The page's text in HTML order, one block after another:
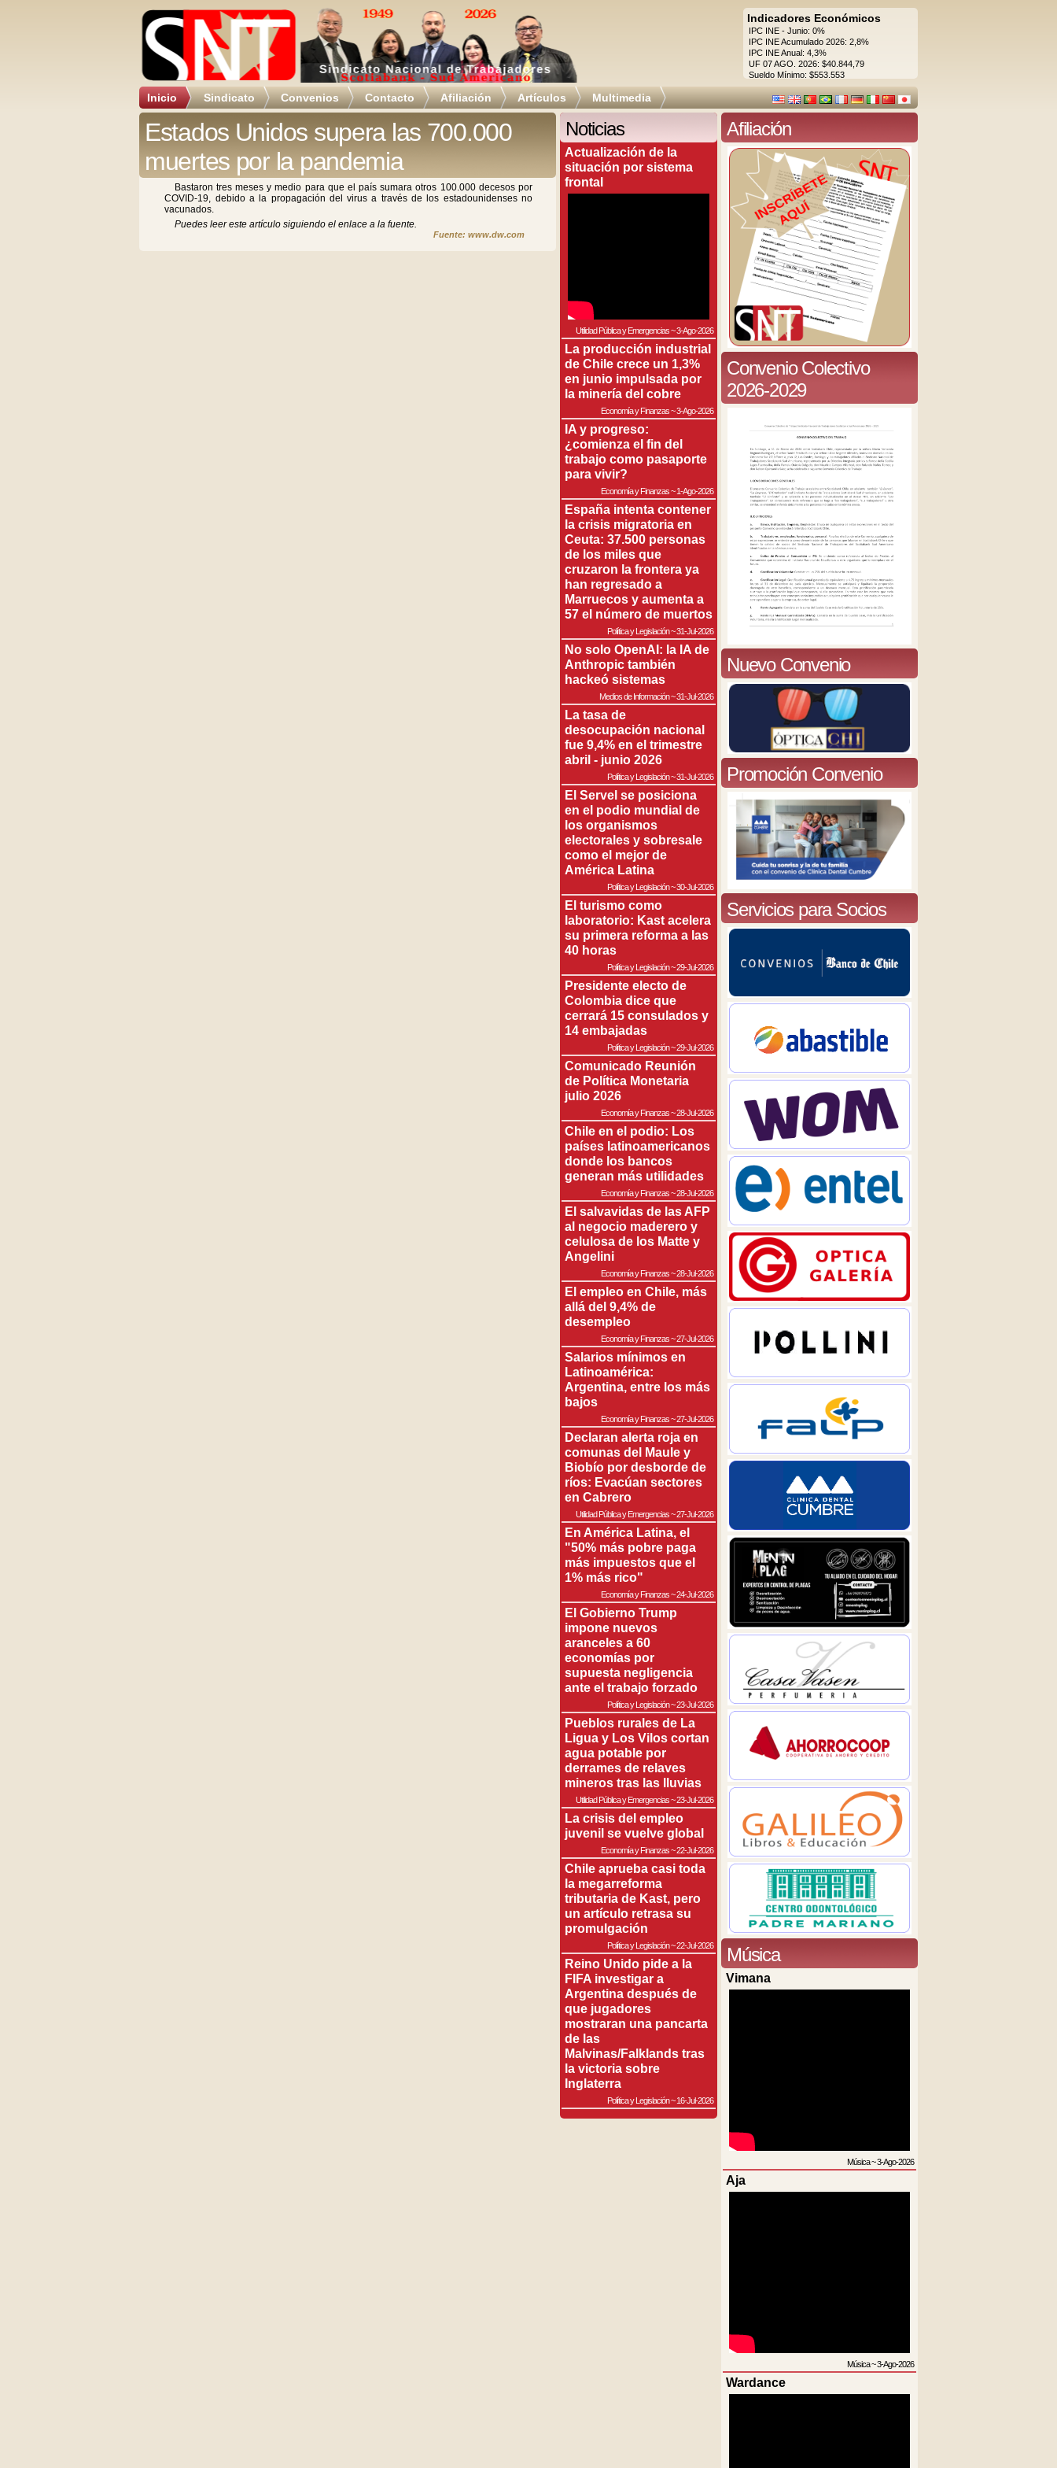
Indicadores Económicos
IPC INE - Junio: 0%
IPC INE Acumulado 2026: 2,8%
IPC INE Anual: 4,3%
UF 07 AGO. 2026: $40.844,79
Sueldo Mínimo: $553.553
Inicio Sindicato Convenios Contacto Afiliación Artículos Multimedia
Estados Unidos supera las 700.000
muertes por la pandemia
Bastaron tres meses y medio para que el país sumara otros 100.000 decesos por
COVID-19, debido a la propagación del virus a través de los estadounidenses no
vacunados.
Puedes leer este artículo siguiendo el enlace a la fuente.
Fuente: www.dw.com
Noticias
Actualización de la
situación por sistema
frontal
Utilidad Pública y Emergencias~3-Ago-2026
La producción industrial
de Chile crece un 1,3%
en junio impulsada por
la minería del cobre
Economía y Finanzas~3-Ago-2026
IA y progreso:
¿comienza el fin del
trabajo como pasaporte
para vivir?
Economía y Finanzas~1-Ago-2026
España intenta contener
la crisis migratoria en
Ceuta: 37.500 personas
de los miles que
cruzaron la frontera ya
han regresado a
Marruecos y aumenta a
57 el número de muertos
Política y Legislación~31-Jul-2026
No solo OpenAI: la IA de
Anthropic también
hackeó sistemas
Medios de Información~31-Jul-2026
La tasa de
desocupación nacional
fue 9,4% en el trimestre
abril - junio 2026
Política y Legislación~31-Jul-2026
El Servel se posiciona
en el podio mundial de
los organismos
electorales y sobresale
como el mejor de
América Latina
Política y Legislación~30-Jul-2026
El turismo como
laboratorio: Kast acelera
su primera reforma a las
40 horas
Política y Legislación~29-Jul-2026
Presidente electo de
Colombia dice que
cerrará 15 consulados y
14 embajadas
Política y Legislación~29-Jul-2026
Comunicado Reunión
de Política Monetaria
julio 2026
Economía y Finanzas~28-Jul-2026
Chile en el podio: Los
países latinoamericanos
donde los bancos
generan más utilidades
Economía y Finanzas~28-Jul-2026
El salvavidas de las AFP
al negocio maderero y
celulosa de los Matte y
Angelini
Economía y Finanzas~28-Jul-2026
El empleo en Chile, más
allá del 9,4% de
desempleo
Economía y Finanzas~27-Jul-2026
Salarios mínimos en
Latinoamérica:
Argentina, entre los más
bajos
Economía y Finanzas~27-Jul-2026
Declaran alerta roja en
comunas del Maule y
Biobío por desborde de
ríos: Evacúan sectores
en Cabrero
Utilidad Pública y Emergencias~27-Jul-2026
En América Latina, el
"50% más pobre paga
más impuestos que el
1% más rico"
Economía y Finanzas~24-Jul-2026
El Gobierno Trump
impone nuevos
aranceles a 60
economías por
supuesta negligencia
ante el trabajo forzado
Política y Legislación~23-Jul-2026
Pueblos rurales de La
Ligua y Los Vilos cortan
agua potable por
derrames de relaves
mineros tras las lluvias
Utilidad Pública y Emergencias~23-Jul-2026
La crisis del empleo
juvenil se vuelve global
Economía y Finanzas~22-Jul-2026
Chile aprueba casi toda
la megarreforma
tributaria de Kast, pero
un artículo retrasa su
promulgación
Política y Legislación~22-Jul-2026
Reino Unido pide a la
FIFA investigar a
Argentina después de
que jugadores
mostraran una pancarta
de las
Malvinas/Falklands tras
la victoria sobre
Inglaterra
Política y Legislación~16-Jul-2026
Afiliación
Convenio Colectivo
2026-2029
Nuevo Convenio
Promoción Convenio
Servicios para Socios
Música
Vimana
Música~3-Ago-2026
Aja
Música~3-Ago-2026
Wardance